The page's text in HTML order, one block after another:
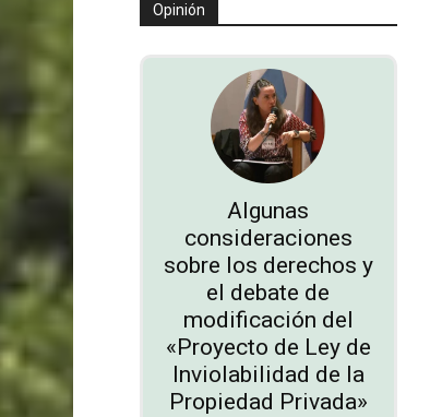
Opinión
Algunas
consideraciones
sobre los derechos y
el debate de
modificación del
«Proyecto de Ley de
Inviolabilidad de la
Propiedad Privada»